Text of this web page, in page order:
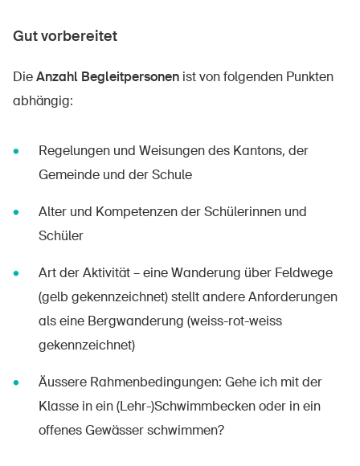
Gut vorbereitet
DieAnzahl Begleitpersonen ist von folgenden Punkten
abhängig:
Regelungen und Weisungen des Kantons, der
Gemeinde und der Schule
Alter und Kompetenzen der Schülerinnen und
Schüler
Art der Aktivität – eine Wanderung über Feldwege
(gelb gekennzeichnet) stellt andere Anforderungen
als eine Bergwanderung (weiss-rot-weiss
gekennzeichnet)
Äussere Rahmenbedingungen: Gehe ich mit der
Klasse in ein (Lehr-)Schwimmbecken oder in ein
offenes Gewässer schwimmen?